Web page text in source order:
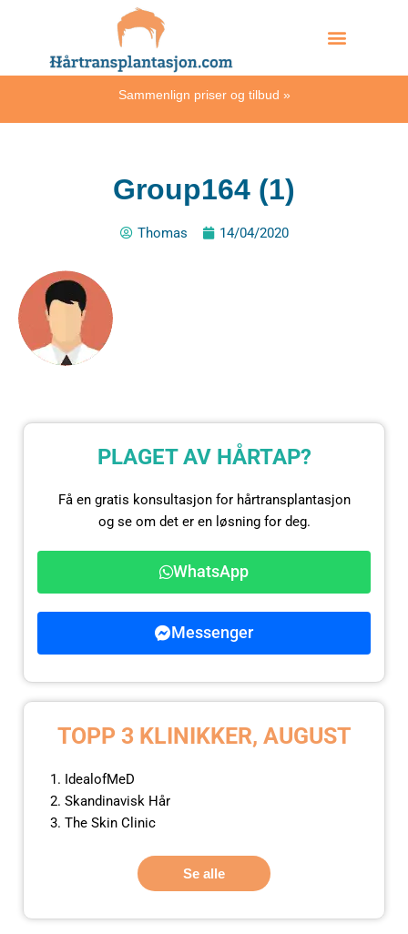
Sammenlign priser og tilbud »
Group164 (1)
Thomas 14/04/2020
PLAGET AV HÅRTAP?
Få en gratis konsultasjon for hårtransplantasjon
og se om det er en løsning for deg.
WhatsApp
Messenger
TOPP 3 KLINIKKER, AUGUST
IdealofMeD
Skandinavisk Hår
The Skin Clinic
Se alle